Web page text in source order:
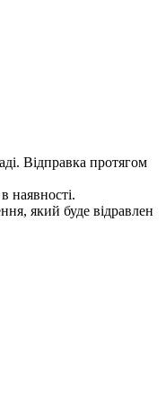
Відправка протягом
наявності.
який буде відравлен